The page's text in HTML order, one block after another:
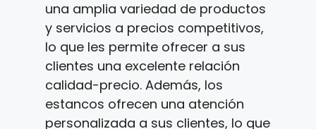
una amplia variedad de productos
y servicios a precios competitivos,
lo que les permite ofrecer a sus
clientes una excelente relación
calidad-precio. Además, los
estancos ofrecen una atención
personalizada a sus clientes, lo que